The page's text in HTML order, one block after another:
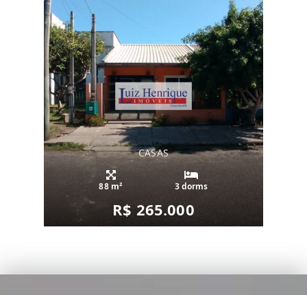
CASAS
88 m² 3 dorms
R$ 265.000